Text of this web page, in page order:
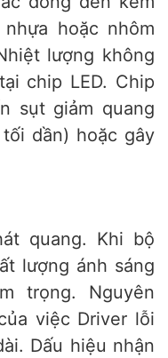
hoặc nhôm
lượng không
chip LED. Chip
sụt giảm quang
dần) hoặc gây
quang. Khi bộ
lượng ánh sáng
trọng. Nguyên
việc Driver lỗi
Dấu hiệu nhận